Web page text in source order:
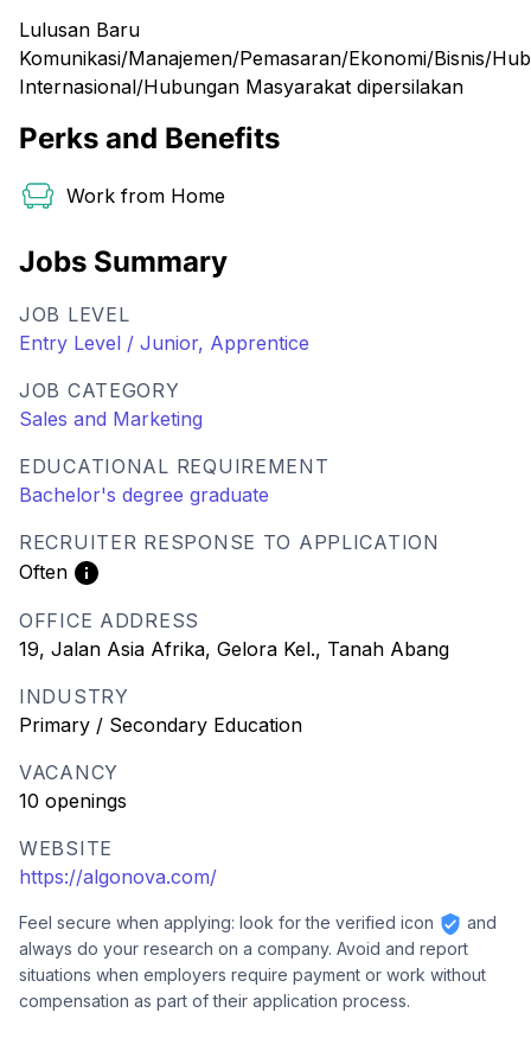
Lulusan Baru
Komunikasi/Manajemen/Pemasaran/Ekonomi/Bisnis/
Internasional/Hubungan Masyarakat dipersilakan
Perks and Benefits
Work from Home
Jobs Summary
JOB LEVEL
Entry Level / Junior, Apprentice
JOB CATEGORY
Sales and Marketing
EDUCATIONAL REQUIREMENT
Bachelor's degree graduate
RECRUITER RESPONSE TO APPLICATION
Often
OFFICE ADDRESS
19, Jalan Asia Afrika, Gelora Kel., Tanah Abang
INDUSTRY
Primary / Secondary Education
VACANCY
10 openings
WEBSITE
https://algonova.com/
Feel secure when applying: look for the verified icon
and
always do your research on a company. Avoid and report
situations when employers require payment or work without
compensation as part of their application process.